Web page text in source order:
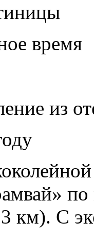
время
из
км). С